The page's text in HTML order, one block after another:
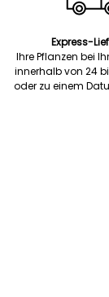
Express-
Ihre Pflanzen bei
innerhalb von 24
oder zu einem